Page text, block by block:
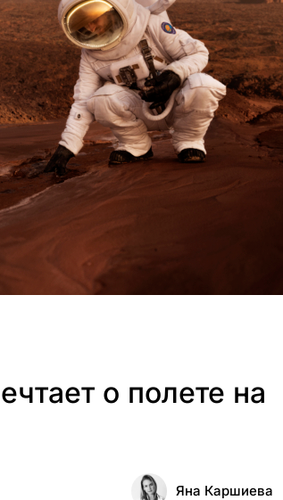
о полете на
Яна Каршиева